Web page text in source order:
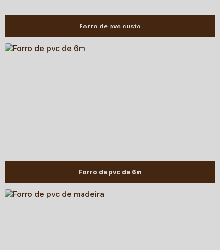
Forro de pvc custo
Forro de pvc de 6m